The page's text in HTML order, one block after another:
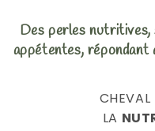
Des perles
appétentes, répondant
CHEVAL
LA